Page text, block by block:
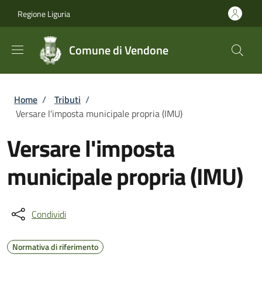
Regione Liguria
Comune di Vendone
Briciole di pane
Home / Tributi /
Versare l'imposta municipale propria (IMU)
Versare l'imposta
municipale propria (IMU)
Condividi
Normativa di riferimento